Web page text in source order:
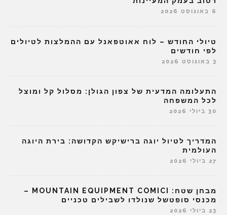
6 באוגוסט 2026
טיולי החודש – לוח אאוטפאנל עם ההמלצות לטיולים
לפי חודשים
3 באוגוסט 2026
התעלומה המדעית של צפון הגולן: מסלול קל ומוצל
לכל המשפחה
30 ביולי 2026
המדריך לטיול יוגה ברישיקש הקדושה: בירת היוגה
העולמית
27 ביולי 2026
מבחן שטח: MOUNTAIN EQUIPMENT COMICI –
מכנסי סופטשל שנולדו לשבילים טכניים
23 ביולי 2026